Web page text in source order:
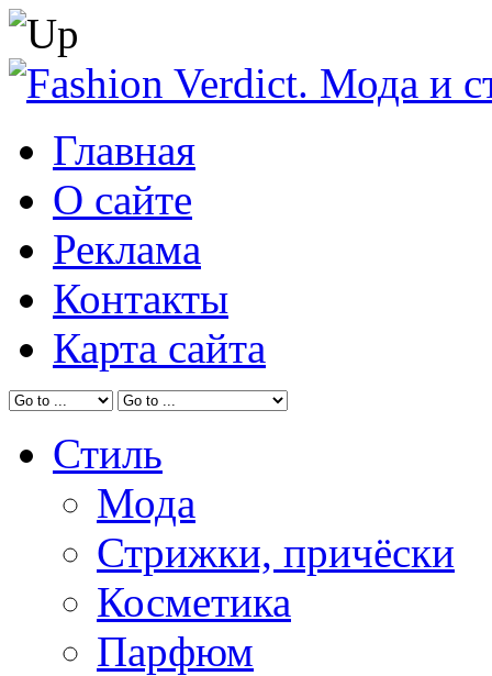
Главная
О сайте
Реклама
Контакты
Карта сайта
Стиль
Мода
Стрижки, причёски
Косметика
Парфюм